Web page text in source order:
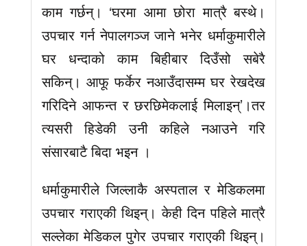
काम गर्छन्। ‘घरमा आमा छोरा मात्रै बस्थे।
उपचार गर्न नेपालगञ्ज जाने भनेर धर्माकुमारीले
घर धन्दाको काम बिहीबार दिउँसो सबेरै
सकिन्। आफू फर्केर नआउँदासम्म घर रेखदेख
गरिदिने आफन्त र छरछिमेकलाई मिलाइन्’।तर
त्यसरी हिडेकी उनी कहिले नआउने गरि
संसारबाटै बिदा भइन ।
धर्माकुमारीले जिल्लाकै अस्पताल र मेडिकलमा
उपचार गराएकी थिइन्। केही दिन पहिले मात्रै
सल्लेका मेडिकल पुगेर उपचार गराएकी थिइन्।